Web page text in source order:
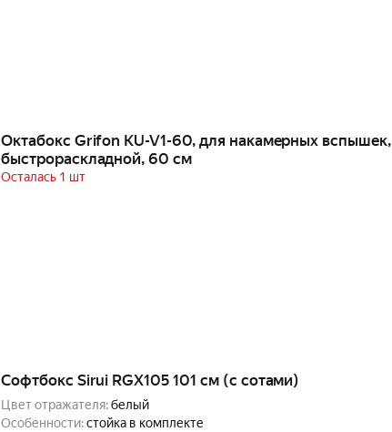
Октабокс Grifon KU-V1-60, для накамерных вспышек,
быстрораскладной, 60 см
Осталась 1 шт
Софтбокс Sirui RGX105 101 см (с сотами)
Цвет отражателя:белый
Особенности:стойка в комплекте